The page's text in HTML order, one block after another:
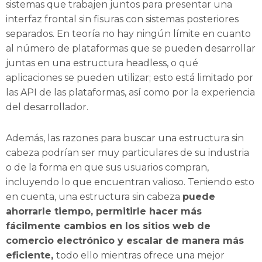
sistemas que trabajen juntos para presentar una
interfaz frontal sin fisuras con sistemas posteriores
separados. En teoría no hay ningún límite en cuanto
al número de plataformas que se pueden desarrollar
juntas en una estructura headless, o qué
aplicaciones se pueden utilizar; esto está limitado por
las API de las plataformas, así como por la experiencia
del desarrollador.
Además, las razones para buscar una estructura sin
cabeza podrían ser muy particulares de su industria
o de la forma en que sus usuarios compran,
incluyendo lo que encuentran valioso. Teniendo esto
en cuenta, una estructura sin cabeza puede
ahorrarle tiempo, permitirle hacer más
fácilmente cambios en los sitios web de
comercio electrónico y escalar de manera más
eficiente, todo ello mientras ofrece una mejor